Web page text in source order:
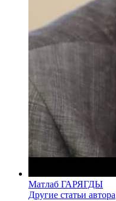
Матлаб ГАРЯГДЫ
Другие статьи автора